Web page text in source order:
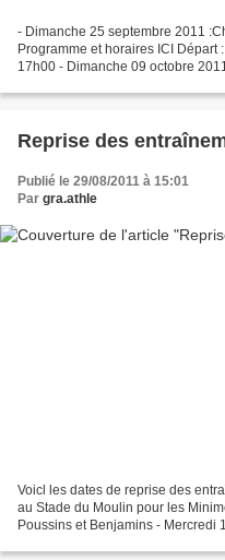
- Dimanche 25 septembre 2011
Programme et horaires ICI Départ
17h00 - Dimanche 09 octobre
Reprise des
Publié le 29/08/2011 à 15:01
Par gra.athle
Voicl les dates de reprise des
au Stade du Moulin pour les
Poussins et Benjamins - Mercredi